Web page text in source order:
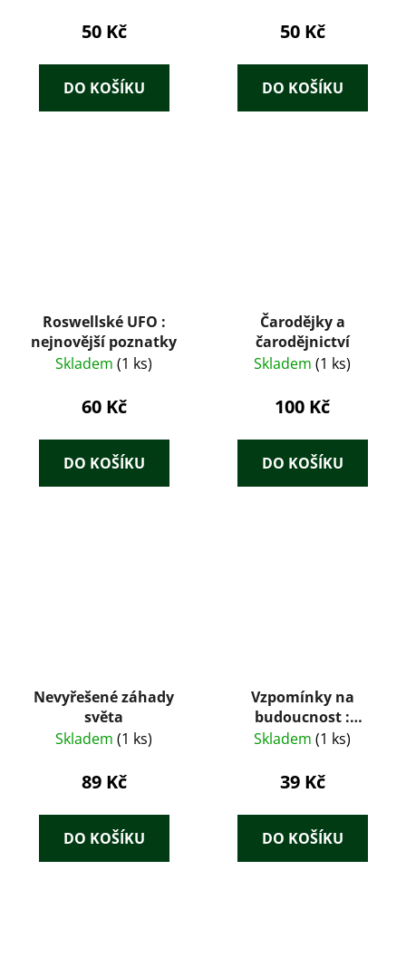
50 Kč
DO KOŠÍKU
50 Kč
DO KOŠÍKU
Roswellské UFO :
nejnovější poznatky
Skladem (1 ks)
60 Kč
DO KOŠÍKU
Čarodějky a
čarodějnictví
Skladem (1 ks)
100 Kč
DO KOŠÍKU
Nevyřešené záhady
světa
Skladem (1 ks)
89 Kč
DO KOŠÍKU
Vzpomínky na
budoucnost :
nerozluštěné
Skladem (1 ks)
39 Kč
DO KOŠÍKU